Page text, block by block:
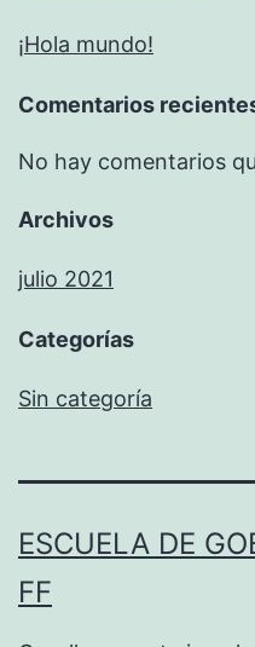
¡Hola mundo!
Comentarios
No hay comentarios
Archivos
julio 2021
Categorías
Sin categoría
ESCUELA DE
FF